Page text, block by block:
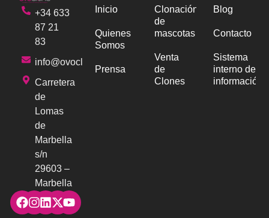
+34 633
87 21
83
info@ovoclone.com
Carretera
de
Lomas
de
Marbella
s/n
29603 –
Marbella
Inicio
Quienes
Somos
Prensa
Clonación
de
mascotas
Venta
de
Clones
Blog
Contacto
Sistema
interno de
información